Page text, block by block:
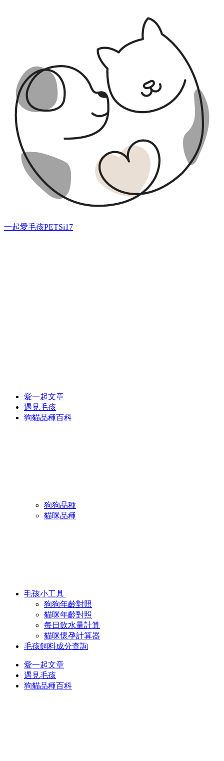
一起愛毛孩PETSi17
愛一起文章
遇見毛孩
狗貓品種百科
狗狗品種
貓咪品種
毛孩小工具
狗狗年齡對照
貓咪年齡對照
每日飲水量計算
貓咪懷孕計算器
毛孩飼料成分查詢
愛一起文章
遇見毛孩
狗貓品種百科